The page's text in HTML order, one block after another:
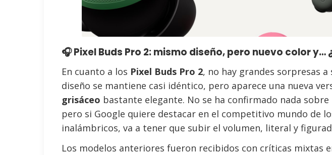
🎧 Pixel Buds Pro 2: mismo diseño, pero nuevo color y…
En cuanto a los Pixel Buds Pro 2, no hay grandes sorpresas a
diseño se mantiene casi idéntico, pero aparece una nueva
grisáceo bastante elegante. No se ha confirmado nada
pero si Google quiere destacar en el competitivo mundo de
inalámbricos, va a tener que subir el volumen, literal y
Los modelos anteriores fueron recibidos con críticas mixtas